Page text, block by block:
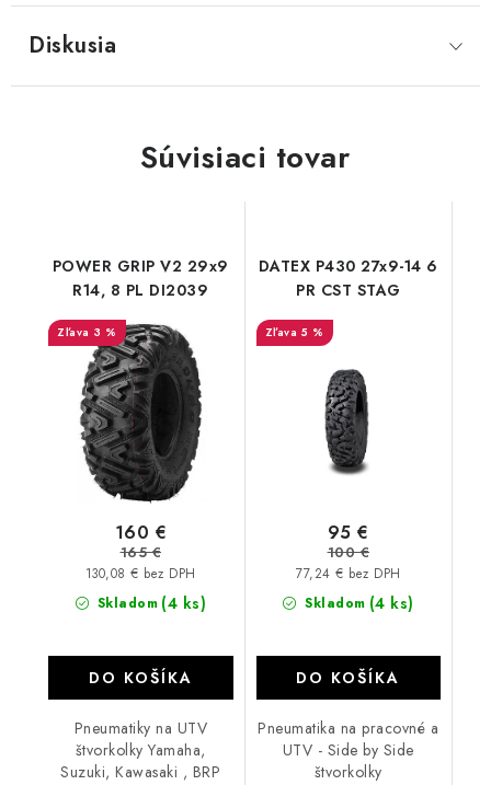
Podmienky ochrany osobných údajov
Všeobecné obchodné podmienky
Diskusia
Súvisiaci tovar
POWER GRIP V2 29x9
R14, 8 PL DI2039
3 %
Skladom (4 ks)
130,08 € bez DPH
160 €
165 €
DO KOŠÍKA
Pneumatiky na UTV
štvorkolky Yamaha,
Suzuki, Kawasaki , BRP
DATEX P430 27x9-14 6
PR CST STAG
5 %
Skladom (4 ks)
77,24 € bez DPH
95 €
100 €
DO KOŠÍKA
Pneumatika na pracovné a
UTV - Side by Side
štvorkolky